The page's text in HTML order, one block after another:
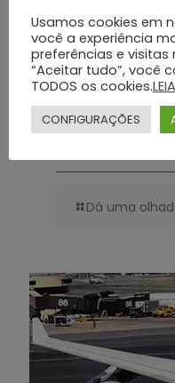
Planos Funerários
Dá uma
Usamos cookies em
você a experiência
preferências e visitas
“Aceitar tudo”, você
TODOS os cookies.
CONFIGURAÇÕES